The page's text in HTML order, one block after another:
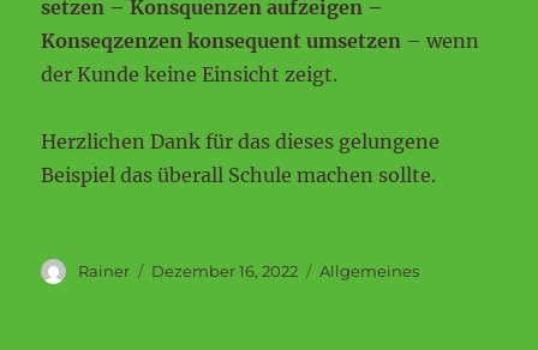
setzen – Konsquenzen aufzeigen –
Konseqzenzen konsequent umsetzen – wenn
der Kunde keine Einsicht zeigt.
Herzlichen Dank für das dieses gelungene
Beispiel das überall Schule machen sollte.
Autor
Rainer
Veröffentlicht
Dezember 16, 2022 Kategorien
Allgemeines